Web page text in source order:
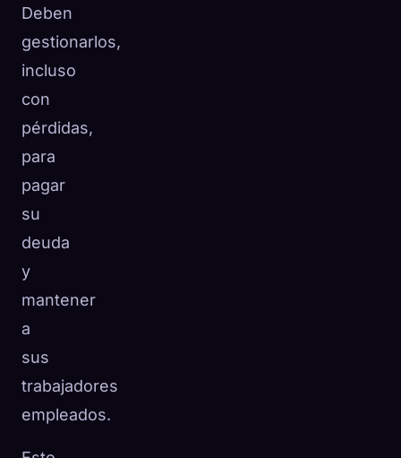
Deben
gestionarlos,
incluso
con
pérdidas,
para
pagar
su
deuda
y
mantener
a
sus
trabajadores
empleados.